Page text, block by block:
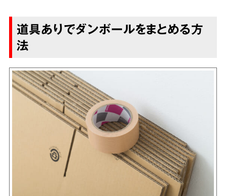
道具ありでダンボールをまとめる方
法